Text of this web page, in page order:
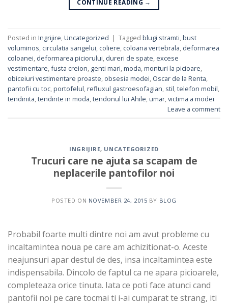
CONTINUE READING →
Posted in Ingrijire,Uncategorized | Tagged blugi stramti,bust
voluminos, circulatia sangelui, coliere, coloana vertebrala, deformarea
coloanei, deformarea piciorului, dureri de spate, excese
vestimentare,fusta creion, genti mari,moda,monturi la picioare,
obiceiuri vestimentare proaste, obsesia modei, Oscar de la Renta,
pantofii cu toc,portofelul,refluxul gastroesofagian, stil,telefon mobil,
tendinita,tendinte in moda,tendonul lui Ahile,umar,victima a modei
Leave a comment
INGRIJIRE, UNCATEGORIZED
Trucuri care ne ajuta sa scapam de
neplacerile pantofilor noi
POSTED ON NOVEMBER 24, 2015 BY BLOG
Probabil foarte multi dintre noi am avut probleme cu
incaltamintea noua pe care am achizitionat-o. Aceste
neajunsuri apar destul de des, insa incaltamintea este
indispensabila. Dincolo de faptul ca ne apara picioarele,
completeaza orice tinuta. Iata ce poti face atunci cand
pantofii noi pe care tocmai ti i-ai cumparat te strang, iti